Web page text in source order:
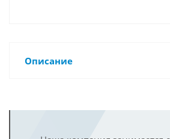
Описание